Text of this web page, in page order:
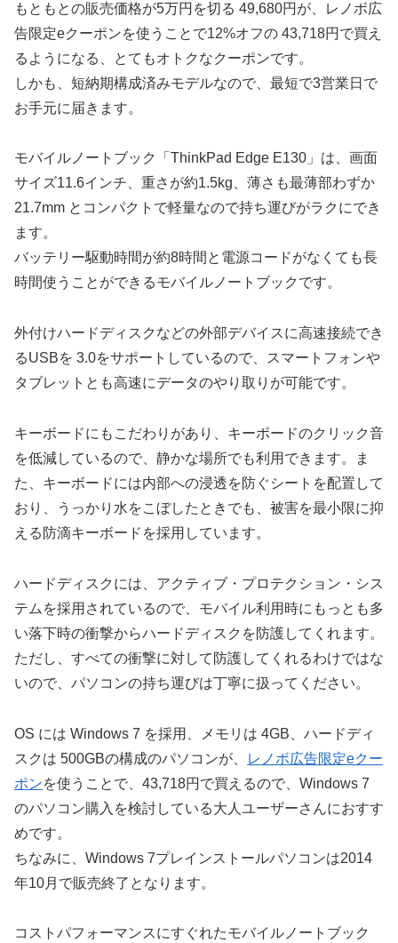
もともとの販売価格が5万円を切る 49,680円が、レノボ広
告限定eクーポンを使うことで12%オフの 43,718円で買え
るようになる、とてもオトクなクーポンです。
しかも、短納期構成済みモデルなので、最短で3営業日で
お手元に届きます。
モバイルノートブック「ThinkPad Edge E130」は、画面
サイズ11.6インチ、重さが約1.5kg、薄さも最薄部わずか
21.7mm とコンパクトで軽量なので持ち運びがラクにでき
ます。
バッテリー駆動時間が約8時間と電源コードがなくても長
時間使うことができるモバイルノートブックです。
外付けハードディスクなどの外部デバイスに高速接続でき
るUSBを 3.0をサポートしているので、スマートフォンや
タブレットとも高速にデータのやり取りが可能です。
キーボードにもこだわりがあり、キーボードのクリック音
を低減しているので、静かな場所でも利用できます。ま
た、キーボードには内部への浸透を防ぐシートを配置して
おり、うっかり水をこぼしたときでも、被害を最小限に抑
える防滴キーボードを採用しています。
ハードディスクには、アクティブ・プロテクション・シス
テムを採用されているので、モバイル利用時にもっとも多
い落下時の衝撃からハードディスクを防護してくれます。
ただし、すべての衝撃に対して防護してくれるわけではな
いので、パソコンの持ち運びは丁寧に扱ってください。
OS には Windows 7 を採用、メモリは 4GB、ハードディ
スクは 500GBの構成のパソコンが、
レノボ広告限定eクー
ポンを使うことで、43,718円で買えるので、Windows 7
のパソコン購入を検討している大人ユーザーさんにおすす
めです。
ちなみに、Windows 7プレインストールパソコンは2014
年10月で販売終了となります。
コストパフォーマンスにすぐれたモバイルノートブック